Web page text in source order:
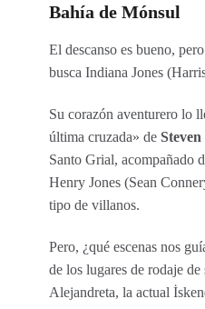
Bahía de Mónsul
El descanso es bueno,
busca Indiana Jones
Su corazón aventurero lo
última cruzada» de
Santo Grial, acompañado
Henry Jones (Sean
tipo de villanos.
Pero, ¿qué escenas nos
de los lugares de rodaje
Alejandreta, la actual